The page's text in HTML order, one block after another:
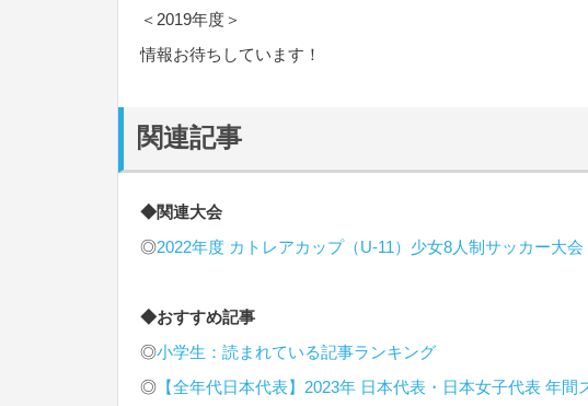
＜2019年度＞
情報お待ちしています！
関連記事
◆関連大会
◎2022年度 カトレアカップ（U-11）少女8人制サッカー大
◆おすすめ記事
◎小学生：読まれている記事ランキング
◎ 【全年代日本代表】2023年 日本代表・日本女子代表 年間